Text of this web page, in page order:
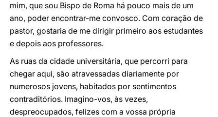
mim, que sou Bispo de Roma há pouco mais de um
ano, poder encontrar-me convosco. Com coração de
pastor, gostaria de me dirigir primeiro aos estudantes
e depois aos professores.
As ruas da cidade universitária, que percorri para
chegar aqui, são atravessadas diariamente por
numerosos jovens, habitados por sentimentos
contraditórios. Imagino-vos, às vezes,
despreocupados, felizes com a vossa própria